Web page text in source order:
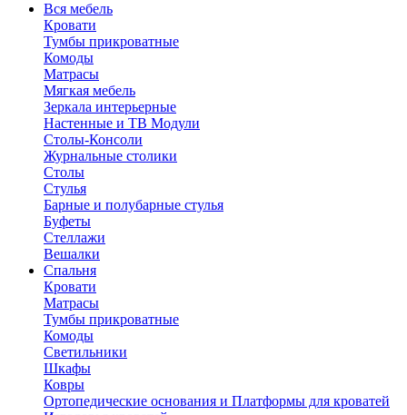
Вся мебель
Кровати
Тумбы прикроватные
Комоды
Матрасы
Мягкая мебель
Зеркала интерьерные
Настенные и ТВ Модули
Столы-Консоли
Журнальные столики
Столы
Стулья
Барные и полубарные стулья
Буфеты
Стеллажи
Вешалки
Cпальня
Кровати
Матрасы
Тумбы прикроватные
Комоды
Светильники
Шкафы
Ковры
Ортопедические основания и Платформы для кроватей